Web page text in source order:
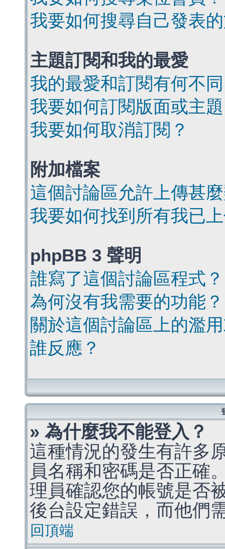
我要如何搜尋自己發表
主題訂閱和我的最愛
我的最愛和訂閱有何不
我要如何訂閱版面或主
我要如何取消訂閱？
附加檔案
這個討論區允許上傳甚
我要如何找到所有我已
phpBB 3 聲明
誰寫了這個討論區程式？
為何沒有我需要的功能？
關於這個討論區上的濫
誰反應？
» 為什麼我不能登入？
這種情況的發生有許多
員名稱和密碼是否正確
理員確認您的帳號是否
後台設定錯誤，而他們
回頂端